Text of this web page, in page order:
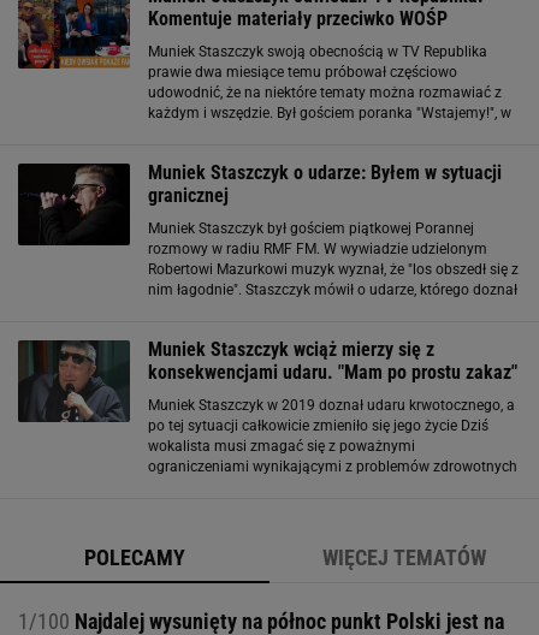
Komentuje materiały przeciwko WOŚP
Muniek Staszczyk swoją obecnością w TV Republika
prawie dwa miesiące temu próbował częściowo
udowodnić, że na niektóre tematy można rozmawiać z
każdym i wszędzie. Był gościem poranka "Wstajemy!", w
Muniek Staszczyk o udarze: Byłem w sytuacji
granicznej
Muniek Staszczyk był gościem piątkowej Porannej
rozmowy w radiu RMF FM. W wywiadzie udzielonym
Robertowi Mazurkowi muzyk wyznał, że "los obszedł się z
nim łagodnie". Staszczyk mówił o udarze, którego doznał
Muniek Staszczyk wciąż mierzy się z
konsekwencjami udaru. "Mam po prostu zakaz"
Muniek Staszczyk w 2019 doznał udaru krwotocznego, a
po tej sytuacji całkowicie zmieniło się jego życie Dziś
wokalista musi zmagać się z poważnymi
ograniczeniami wynikającymi z problemów zdrowotnych
POLECAMY WIĘCEJ TEMATÓW
1/100 Najdalej wysunięty na północ punkt Polski jest na